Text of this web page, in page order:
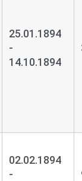
25.01.1894
-
14.10.1894
02.02.1894
-